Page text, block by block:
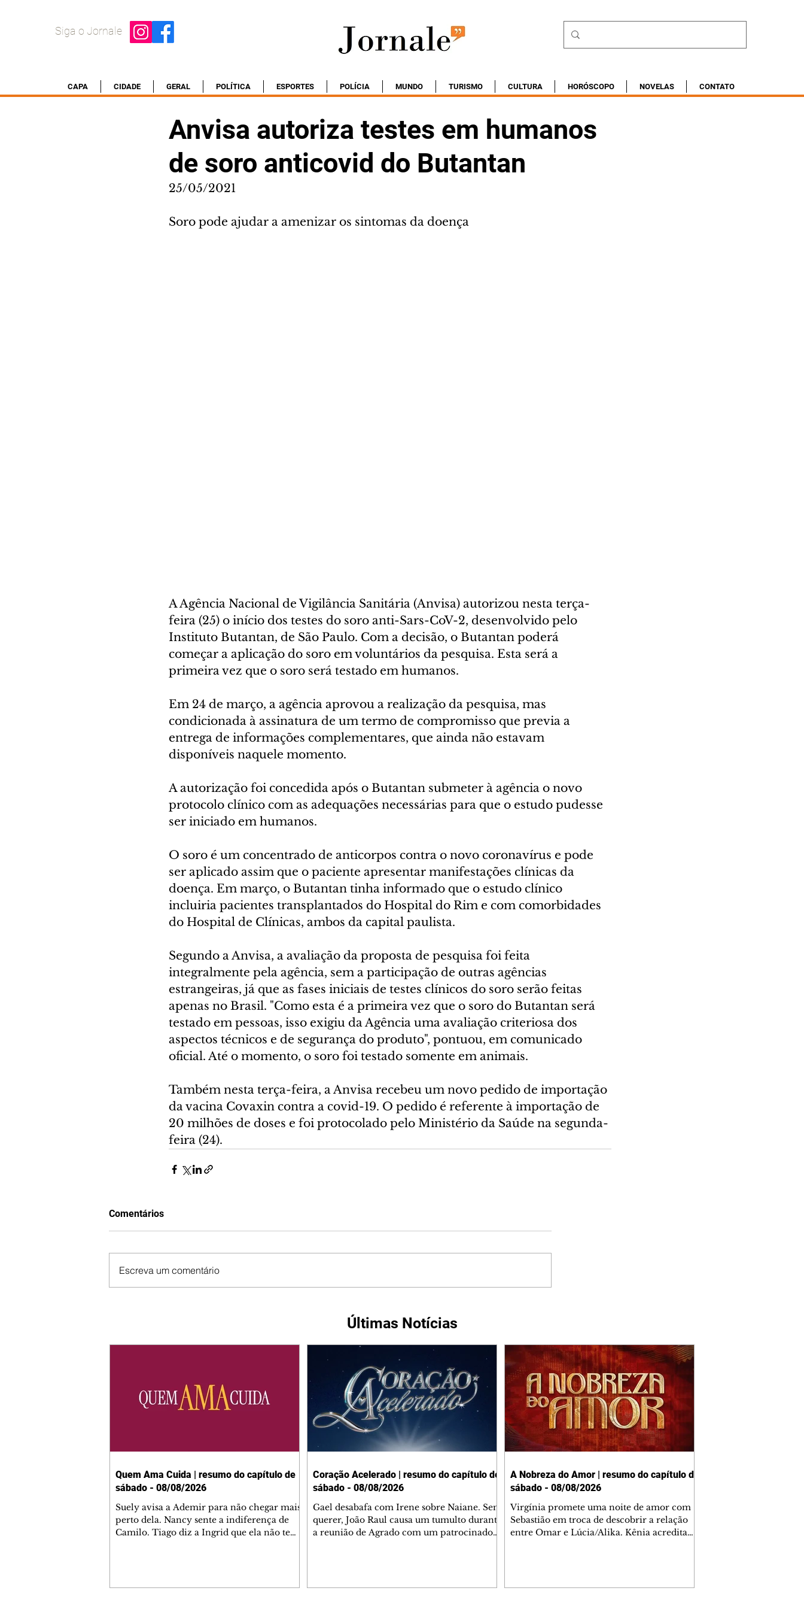
Siga o Jornale
CAPA CIDADE GERAL POLÍTICA ESPORTES POLÍCIA MUNDO TURISMO CULTURA HORÓSCOPO NOVELAS CONTATO
Anvisa autoriza testes em humanos
de soro anticovid do Butantan
25/05/2021
Soro pode ajudar a amenizar os sintomas da doença
A Agência Nacional de Vigilância Sanitária (Anvisa) autorizou nesta terça-
feira (25) o início dos testes do soro anti-Sars-CoV-2, desenvolvido pelo
Instituto Butantan, de São Paulo. Com a decisão, o Butantan poderá
começar a aplicação do soro em voluntários da pesquisa. Esta será a
primeira vez que o soro será testado em humanos.
Em 24 de março, a agência aprovou a realização da pesquisa, mas
condicionada à assinatura de um termo de compromisso que previa a
entrega de informações complementares, que ainda não estavam
disponíveis naquele momento.
A autorização foi concedida após o Butantan submeter à agência o novo
protocolo clínico com as adequações necessárias para que o estudo pudesse
ser iniciado em humanos.
O soro é um concentrado de anticorpos contra o novo coronavírus e pode
ser aplicado assim que o paciente apresentar manifestações clínicas da
doença. Em março, o Butantan tinha informado que o estudo clínico
incluiria pacientes transplantados do Hospital do Rim e com comorbidades
do Hospital de Clínicas, ambos da capital paulista.
Segundo a Anvisa, a avaliação da proposta de pesquisa foi feita
integralmente pela agência, sem a participação de outras agências
estrangeiras, já que as fases iniciais de testes clínicos do soro serão feitas
apenas no Brasil. "Como esta é a primeira vez que o soro do Butantan será
testado em pessoas, isso exigiu da Agência uma avaliação criteriosa dos
aspectos técnicos e de segurança do produto", pontuou, em comunicado
oficial. Até o momento, o soro foi testado somente em animais.
Também nesta terça-feira, a Anvisa recebeu um novo pedido de importação
da vacina Covaxin contra a covid-19. O pedido é referente à importação de
20 milhões de doses e foi protocolado pelo Ministério da Saúde na segunda-
feira (24).
Comentários
Escreva um comentário
Últimas Notícias
Quem Ama Cuida | resumo do capítulo de
sábado - 08/08/2026
Suely avisa a Ademir para não chegar mais
perto dela. Nancy sente a indiferença de
Camilo. Tiago diz a Ingrid que ela não tem
Coração Acelerado | resumo do capítulo de
sábado - 08/08/2026
Gael desabafa com Irene sobre Naiane. Sem
querer, João Raul causa um tumulto durante
a reunião de Agrado com um patrocinador.
A Nobreza do Amor | resumo do capítulo de
sábado - 08/08/2026
Virgínia promete uma noite de amor com
Sebastião em troca de descobrir a relação
entre Omar e Lúcia/Alika. Kênia acredita